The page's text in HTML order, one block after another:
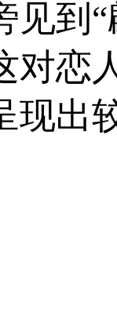
见到
对恋
现出